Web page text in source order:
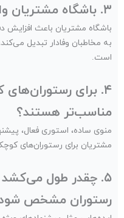
۳. باشگاه مشتریان واقعاً روی فروش اثر دارد؟
باشگاه مشتریان باعث افزایش
به مخاطبان وفادار تبدیل
است.
۴. برای
مناسب‌تر هستند؟
منوی ساده، استوری فعال،
مشتریان برای رستوران‌های
۵. چقدر طول می‌کشد
رستوران مشخص